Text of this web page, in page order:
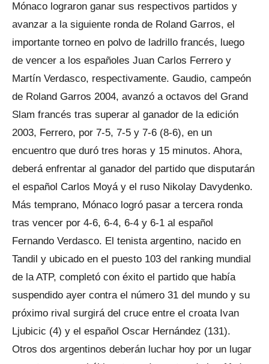
Mónaco lograron ganar sus respectivos partidos y
avanzar a la siguiente ronda de Roland Garros, el
importante torneo en polvo de ladrillo francés, luego
de vencer a los españoles Juan Carlos Ferrero y
Martín Verdasco, respectivamente. Gaudio, campeón
de Roland Garros 2004, avanzó a octavos del Grand
Slam francés tras superar al ganador de la edición
2003, Ferrero, por 7-5, 7-5 y 7-6 (8-6), en un
encuentro que duró tres horas y 15 minutos. Ahora,
deberá enfrentar al ganador del partido que disputarán
el español Carlos Moyá y el ruso Nikolay Davydenko.
Más temprano, Mónaco logró pasar a tercera ronda
tras vencer por 4-6, 6-4, 6-4 y 6-1 al español
Fernando Verdasco. El tenista argentino, nacido en
Tandil y ubicado en el puesto 103 del ranking mundial
de la ATP, completó con éxito el partido que había
suspendido ayer contra el número 31 del mundo y su
próximo rival surgirá del cruce entre el croata Ivan
Ljubicic (4) y el español Oscar Hernández (131).
Otros dos argentinos deberán luchar hoy por un lugar